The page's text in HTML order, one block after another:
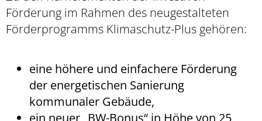
Förderung im Rahmen des neugestalteten
Förderprogramms Klimaschutz-Plus gehören:
eine höhere und einfachere Förderung
der energetischen Sanierung
kommunaler Gebäude,